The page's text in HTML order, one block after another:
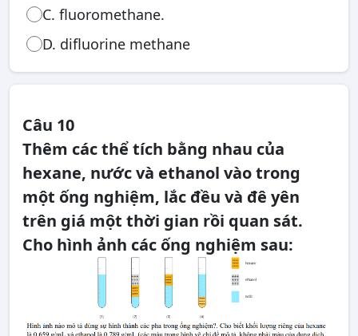
C. fluoromethane.
D. difluorine methane
Câu 10
Thêm các thể tích bằng nhau của
hexane, nước và ethanol vào trong
một ống nghiệm, lắc đều và đê yên
trên giá một thời gian rồi quan sát.
Cho hình ảnh các ống nghiệm sau: